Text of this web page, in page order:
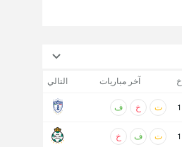
خ آخر مباريات التالي
1 ت خ ف
1 ت ف خ